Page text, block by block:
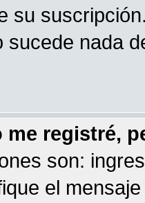
su
sucede nada
me registré,
son:
el